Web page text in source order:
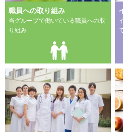
職員への取り組み
当グループで働いている職員への取
り組み